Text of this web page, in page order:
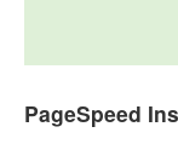
PageSpeed